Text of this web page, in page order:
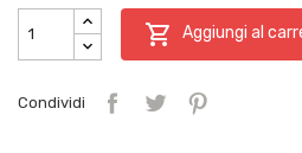
 Aggiungi al
Condividi